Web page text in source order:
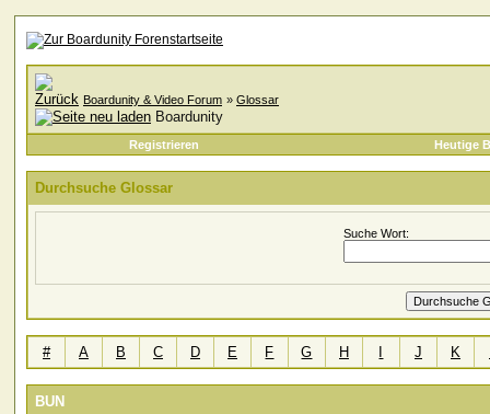
Boardunity & Video Forum » Glossar
Boardunity
Registrieren Heutige
Durchsuche Glossar
Suche Wort:
# A B C D E F G H J K
BUN